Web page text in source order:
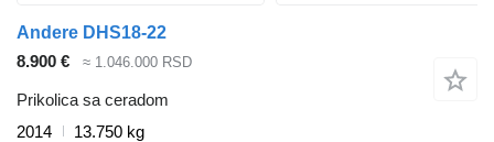
Andere DHS18-22
8.900 €
≈ 1.046.000 RSD
Prikolica sa ceradom
2014
13.750 kg